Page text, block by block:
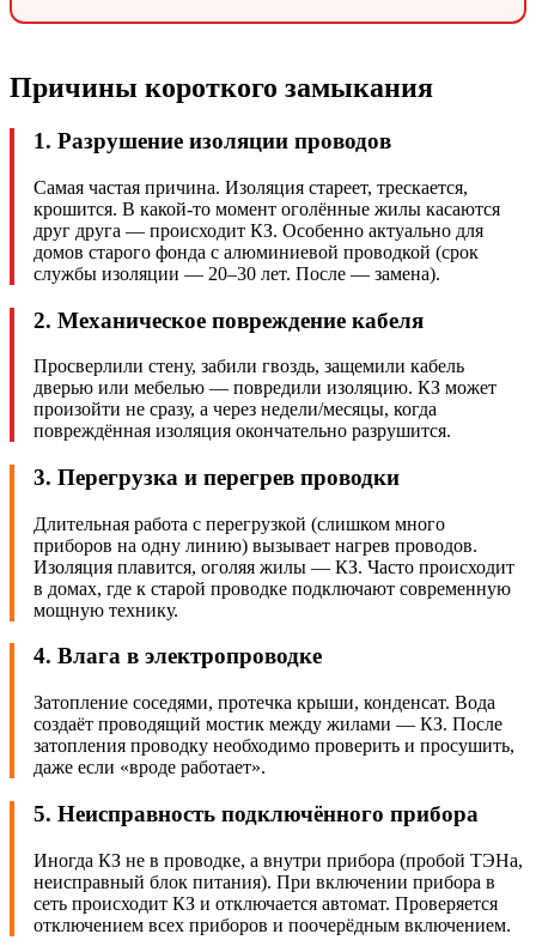
Причины короткого замыкания
1. Разрушение изоляции проводов
Самая частая причина. Изоляция стареет, трескается,
крошится. В какой-то момент оголённые жилы касаются
друг друга — происходит КЗ. Особенно актуально для
домов старого фонда с алюминиевой проводкой (срок
службы изоляции — 20–30 лет. После — замена).
2. Механическое повреждение кабеля
Просверлили стену, забили гвоздь, защемили кабель
дверью или мебелью — повредили изоляцию. КЗ может
произойти не сразу, а через недели/месяцы, когда
повреждённая изоляция окончательно разрушится.
3. Перегрузка и перегрев проводки
Длительная работа с перегрузкой (слишком много
приборов на одну линию) вызывает нагрев проводов.
Изоляция плавится, оголяя жилы — КЗ. Часто происходит
в домах, где к старой проводке подключают современную
мощную технику.
4. Влага в электропроводке
Затопление соседями, протечка крыши, конденсат. Вода
создаёт проводящий мостик между жилами — КЗ. После
затопления проводку необходимо проверить и просушить,
даже если «вроде работает».
5. Неисправность подключённого прибора
Иногда КЗ не в проводке, а внутри прибора (пробой ТЭНа,
неисправный блок питания). При включении прибора в
сеть происходит КЗ и отключается автомат. Проверяется
отключением всех приборов и поочерёдным включением.